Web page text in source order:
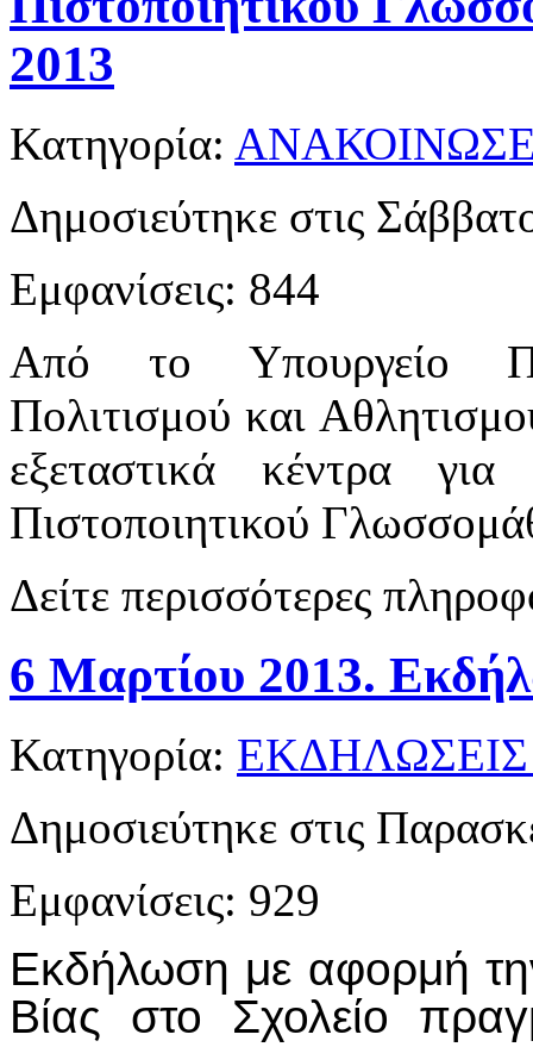
2013
Κατηγορία:
Δημοσιεύτηκε στις
Εμφανίσεις: 844
Από το Υπουργείο
Πολιτισμού και
εξεταστικά κέντρα
Πιστοποιητικού
Δείτε περισσότερες
6 Μαρτίου 2013.
Κατηγορία:
Δημοσιεύτηκε στις
Εμφανίσεις: 929
Εκδήλωση με αφορμή
Βίας στο Σχολείο